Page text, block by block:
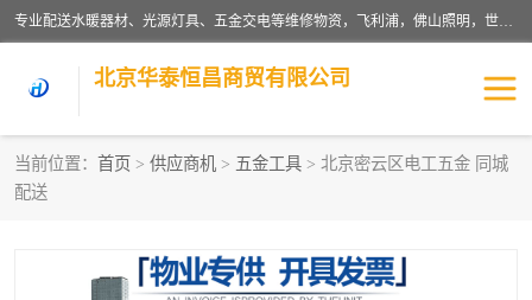
专业配送水暖器材、光源灯具、五金交电等维修物资，飞利浦，佛山照明，世达，博世，九牧，特陶等各产品涉及国内外知名品牌。公司专注与物业、学校、酒店、工厂等单位合作，提供一站式配送服务，降低客户综合成本。依托电子商务改变传统模式，以专业的团队为客户提供24H物资配送到达，货到月结、统一开票，便捷退换等服务，提高了企业的运营效率。
北京华泰恒昌商贸有限公司
当前位置： 首页 > 供应商机 > 五金工具 > 北京密云区电工五金 同城
配送
水暖阀门
涂料辅材